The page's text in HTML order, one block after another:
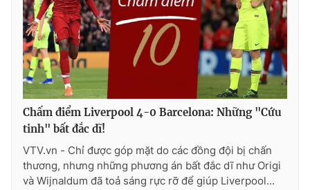
Tư vấn
Chuyên mục khác
Emagazine Podcast
Photo Infographic
Video
VTV Money VTV Thể thao
Chấm điểm Liverpool 4-0 Barcelona: Những "Cứu
tinh" bất đắc dĩ!
VTV.vn - Chỉ được góp mặt do các đồng đội bị chấn
thương, nhưng những phương án bất đắc dĩ như Origi
và Wijnaldum đã toả sáng rực rỡ để giúp Liverpool...